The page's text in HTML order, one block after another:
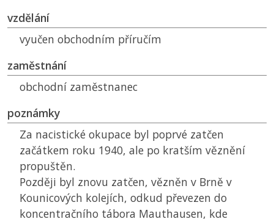
vzdělání
vyučen obchodním příručím
zaměstnání
obchodní zaměstnanec
poznámky
Za nacistické okupace byl poprvé zatčen
začátkem roku 1940, ale po kratším věznění
propuštěn.
Později byl znovu zatčen, vězněn v Brně v
Kounicových kolejích, odkud převezen do
koncentračního tábora Mauthausen, kde